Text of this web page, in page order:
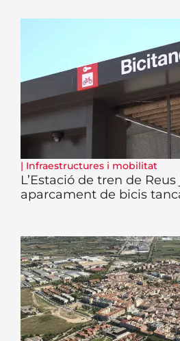
| Infraestructures i mobilitat
L’Estació de tren de
aparcament de bicis